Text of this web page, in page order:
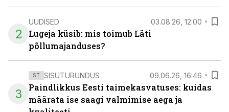
2
UUDISED 03.08.26, 12:00
Lugeja küsib: mis toimub Läti
põllumajanduses?
3
ST SISUTURUNDUS 09.06.26, 16:46
Paindlikkus Eesti taimekasvatuses: kuidas
määrata ise saagi valmimise aega ja